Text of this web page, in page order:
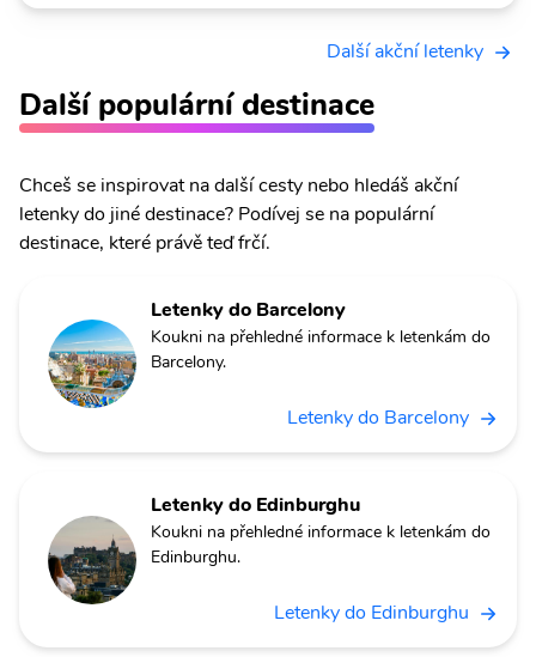
Další akční letenky
Další populární destinace
Chceš se inspirovat na další cesty nebo hledáš akční
letenky do jiné destinace? Podívej se na populární
destinace, které právě teď frčí.
Letenky do Barcelony
Koukni na přehledné informace k letenkám do
Barcelony.
Letenky do Barcelony
Letenky do Edinburghu
Koukni na přehledné informace k letenkám do
Edinburghu.
Letenky do Edinburghu